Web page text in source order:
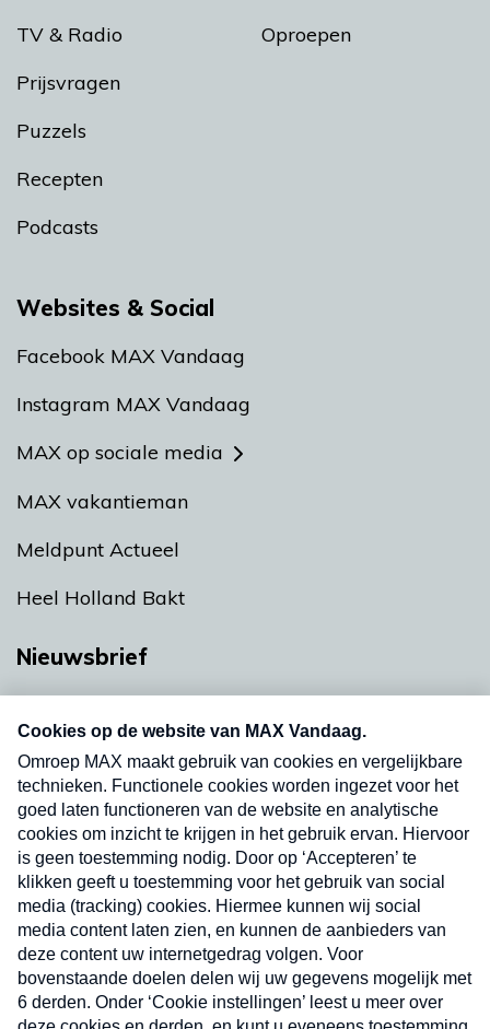
TV & Radio
Prijsvragen
Puzzels
Recepten
Podcasts
Oproepen
Websites & Social
Facebook MAX Vandaag
Instagram MAX Vandaag
MAX op sociale media
MAX vakantieman
Meldpunt Actueel
Heel Holland Bakt
Nieuwsbrief
nieuwsbrief. Elke vrijdag- en dinsdagochtend in
uw mailbox.
Verzend
Nieuwsbrief